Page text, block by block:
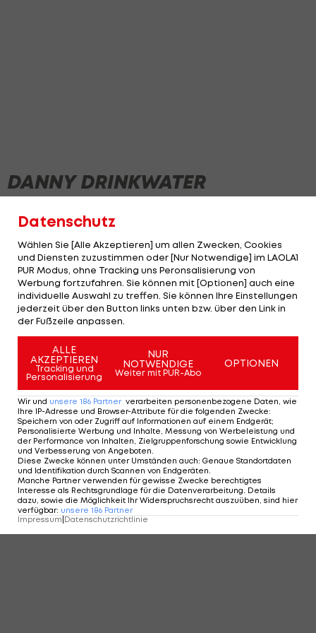
DANNY DRINKWATER
Datenschutz
Wählen Sie [Alle Akzeptieren] um allen Zwecken, Cookies
und Diensten zuzustimmen oder [Nur Notwendige] im LAOLA1
PUR Modus, ohne Tracking uns Peronsalisierung von
Werbung fortzufahren. Sie können mit [Optionen] auch eine
individuelle Auswahl zu treffen. Sie können Ihre Einstellungen
jederzeit über den Button links unten bzw. über den Link in
der Fußzeile anpassen.
ALLE
AKZEPTIEREN
Tracking und
Personalisierung
NUR
NOTWENDIGE
Weiter mit PUR-Abo
OPTIONEN
Wir und unsere 186 Partner verarbeiten personenbezogene Daten, wie
Ihre IP-Adresse und Browser-Attribute für die folgenden Zwecke:
Speichern von oder Zugriff auf Informationen auf einem Endgerät;
Personalisierte Werbung und Inhalte, Messung von Werbeleistung und
der Performance von Inhalten, Zielgruppenforschung sowie Entwicklung
und Verbesserung von Angeboten.
Diese Zwecke können unter Umständen auch: Genaue Standortdaten
und Identifikation durch Scannen von Endgeräten.
Manche Partner verwenden für gewisse Zwecke berechtigtes
Interesse als Rechtsgrundlage für die Datenverarbeitung. Details
dazu, sowie die Möglichkeit Ihr Widerspruchsrecht auszuüben, sind hier
verfügbar: unsere 186 Partner
Impressum Datenschutzrichtlinie